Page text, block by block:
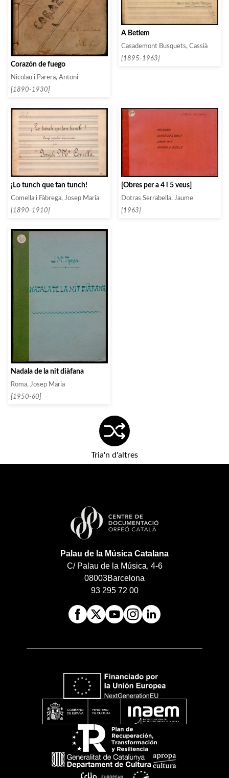
Corazón de fuego
Nicolau i Parera, Antoni
[1890-1930]
A Betlem
Casademont Busquets, Cassià
[1895-1963]
¡Lo tunch que tan tunch!
Comella i Fàbrega, Josep Maria
[1890-1910]
[Obres per a 4 i 5 veus]
Dotras Serrabella, Jaume
[1963]
Nadala de la nit diàfana
Roma, Josep Maria
[1950-60]
Tria'n d'altres
Palau de la Música Catalana
C/ Palau de la Música, 4-6
08003Barcelona
93 295 72 00